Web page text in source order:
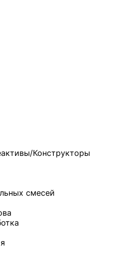
Конструкторы
смесей